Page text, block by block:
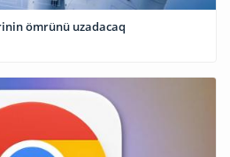
ömrünü uzadacaq